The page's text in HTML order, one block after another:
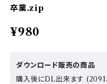
卒業.zip
¥980
ダウンロード販売の商品
購入後にDL出来ます